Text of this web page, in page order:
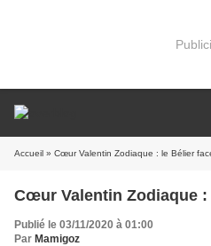
Accueil » Cœur Valentin Zodiaque : le Bélier
Cœur Valentin Zodiaque :
Publié le 03/11/2020 à 01:00
Par Mamigoz